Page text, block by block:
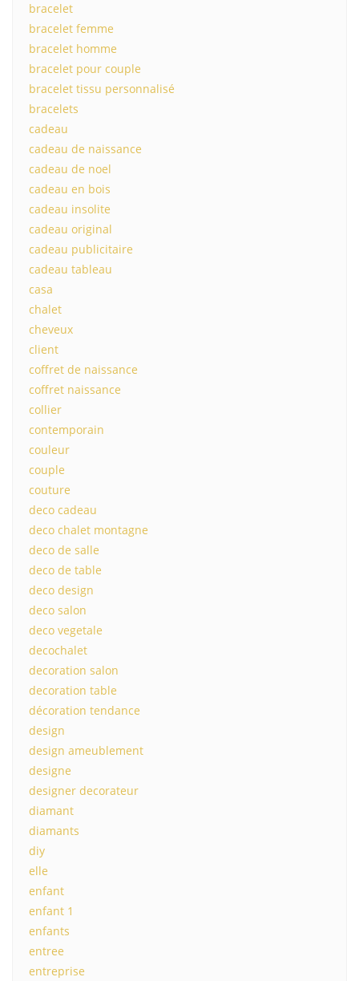
bracelet
bracelet femme
bracelet homme
bracelet pour couple
bracelet tissu personnalisé
bracelets
cadeau
cadeau de naissance
cadeau de noel
cadeau en bois
cadeau insolite
cadeau original
cadeau publicitaire
cadeau tableau
casa
chalet
cheveux
client
coffret de naissance
coffret naissance
collier
contemporain
couleur
couple
couture
deco cadeau
deco chalet montagne
deco de salle
deco de table
deco design
deco salon
deco vegetale
decochalet
decoration salon
decoration table
décoration tendance
design
design ameublement
designe
designer decorateur
diamant
diamants
diy
elle
enfant
enfant 1
enfants
entree
entreprise